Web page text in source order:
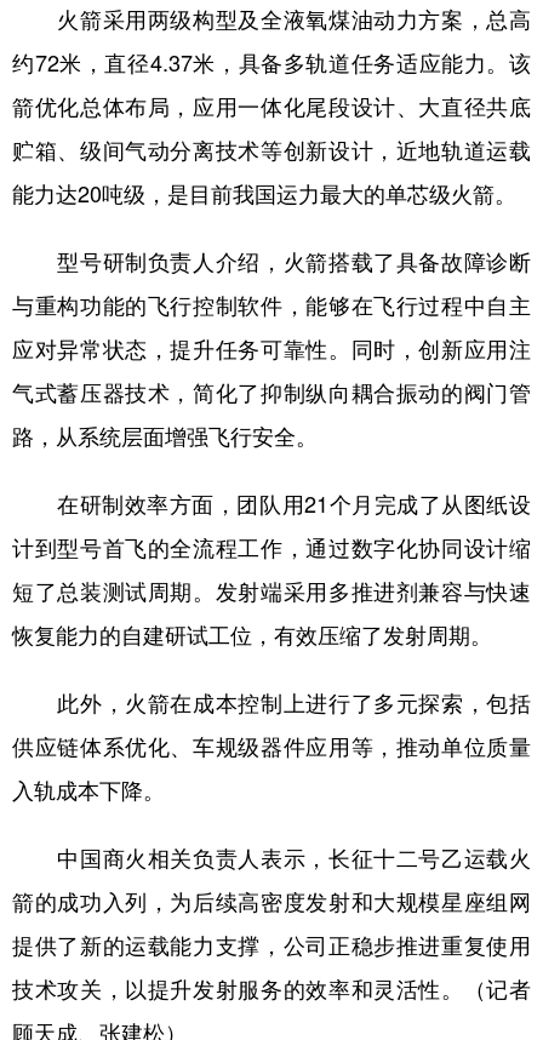
广东 广西 海南 重庆
四川 贵州 云南 西藏
陕西 甘肃 青海 宁夏
新疆 内蒙古 黑龙江
多语种频道
English Español Français عربى
Русский язык 日本語 한국어
Deutsch Português
火箭采用两级构型及全液氧煤油动力方案，总高
约72米，直径4.37米，具备多轨道任务适应能力。该
箭优化总体布局，应用一体化尾段设计、大直径共底
贮箱、级间气动分离技术等创新设计，近地轨道运载
能力达20吨级，是目前我国运力最大的单芯级火箭。
型号研制负责人介绍，火箭搭载了具备故障诊断
与重构功能的飞行控制软件，能够在飞行过程中自主
应对异常状态，提升任务可靠性。同时，创新应用注
气式蓄压器技术，简化了抑制纵向耦合振动的阀门管
路，从系统层面增强飞行安全。
在研制效率方面，团队用21个月完成了从图纸设
计到型号首飞的全流程工作，通过数字化协同设计缩
短了总装测试周期。发射端采用多推进剂兼容与快速
恢复能力的自建研试工位，有效压缩了发射周期。
此外，火箭在成本控制上进行了多元探索，包括
供应链体系优化、车规级器件应用等，推动单位质量
入轨成本下降。
中国商火相关负责人表示，长征十二号乙运载火
箭的成功入列，为后续高密度发射和大规模星座组网
提供了新的运载能力支撑，公司正稳步推进重复使用
技术攻关，以提升发射服务的效率和灵活性。（记者
顾天成、张建松）